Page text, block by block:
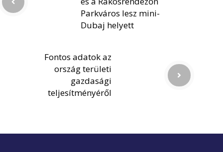
Parkváros lesz mini-
Dubaj helyett
Fontos adatok az
ország területi
gazdasági
teljesítményéről